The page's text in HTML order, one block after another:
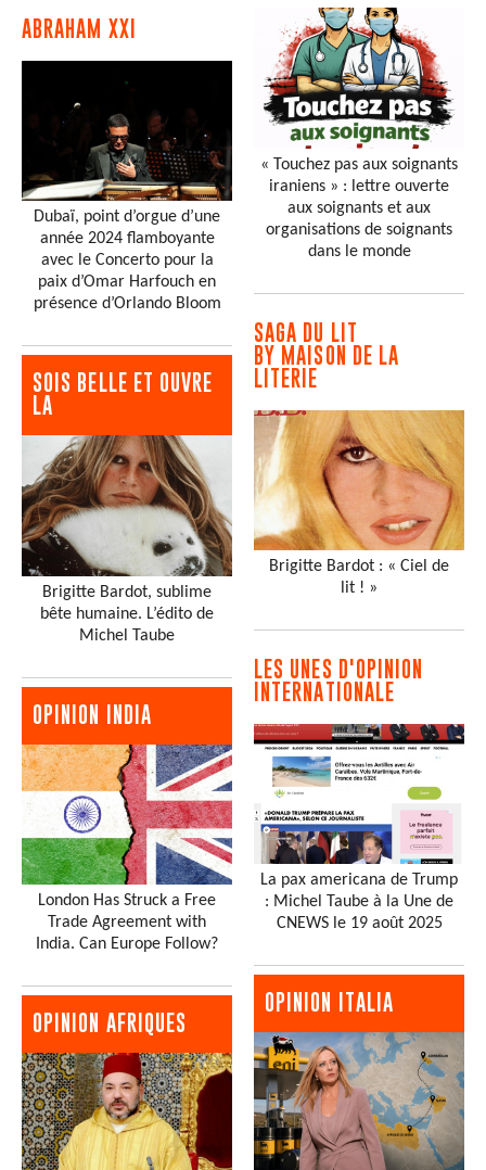
ABRAHAM XXI
Dubaï, point d’orgue d’une
année 2024 flamboyante
avec le Concerto pour la
paix d’Omar Harfouch en
présence d’Orlando Bloom
SOIS BELLE ET OUVRE
LA
Brigitte Bardot, sublime
bête humaine. L’édito de
Michel Taube
OPINION INDIA
London Has Struck a Free
Trade Agreement with
India. Can Europe Follow?
OPINION AFRIQUES
« Touchez pas aux soignants
iraniens » : lettre ouverte
aux soignants et aux
organisations de soignants
dans le monde
SAGA DU LIT
BY MAISON DE LA
LITERIE
Brigitte Bardot : « Ciel de
lit ! »
LES UNES D'OPINION
INTERNATIONALE
La pax americana de Trump
: Michel Taube à la Une de
CNEWS le 19 août 2025
OPINION ITALIA